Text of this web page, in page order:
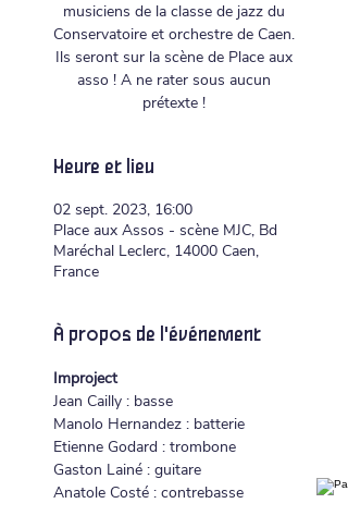
musiciens de la classe de jazz du
Conservatoire et orchestre de Caen.
Ils seront sur la scène de Place aux
asso ! A ne rater sous aucun
prétexte !
Heure et lieu
02 sept. 2023, 16:00
Place aux Assos - scène MJC, Bd
Maréchal Leclerc, 14000 Caen,
France
À propos de l'événement
Improject
Jean Cailly : basse
Manolo Hernandez : batterie
Etienne Godard : trombone
Gaston Lainé : guitare
Anatole Costé : contrebasse